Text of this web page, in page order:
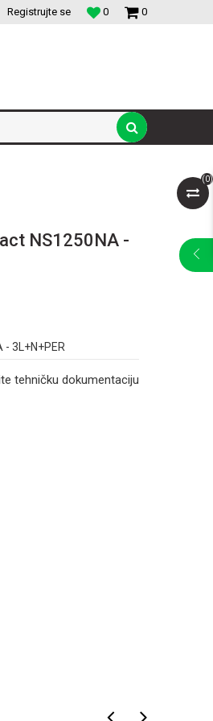
I UTICNICA 0
0
Registrujte se
(0)
NS1250NA -
3L+N+PER
tehničku dokumentaciju